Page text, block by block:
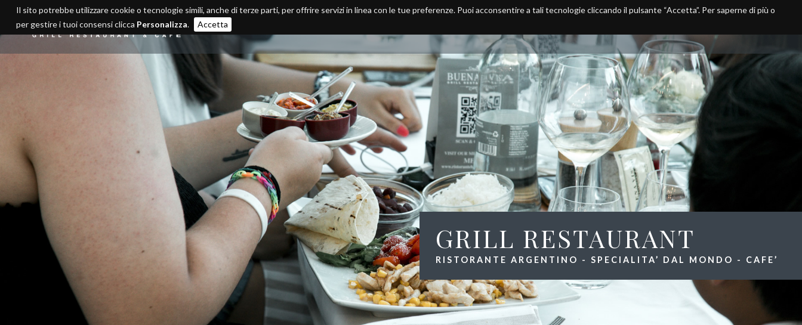
GRILL RESTAURANT
RISTORANTE ARGENTINO - SPECIALITA’ DAL MONDO - CAFE’
Il sito potrebbe utilizzare cookie o tecnologie simili, anche di terze parti, per offrire servizi in linea con le tue preferenze. Puoi acconsentire a tali tecnologie cliccando il pulsante “Accetta”. Per saperne di più o
per gestire i tuoi consensi clicca Personalizza. Accetta